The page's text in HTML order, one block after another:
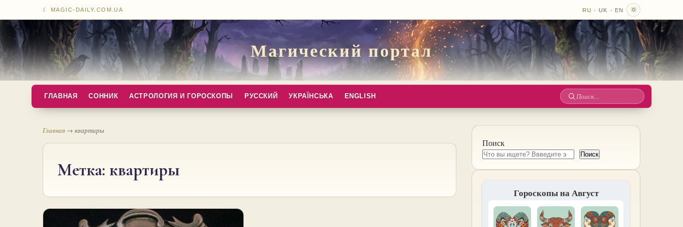
☾ MAGIC-DAILY.COM.UA RU · UK · EN
Магический портал
ГЛАВНАЯ СОННИК АСТРОЛОГИЯ И ГОРОСКОПЫ РУССКИЙ УКРАЇНСЬКА ENGLISH
Поиск
Главная → квартиры
Метка: квартиры
Поиск
Поиск
Гороскопы на Август